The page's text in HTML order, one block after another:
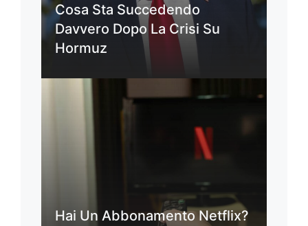
Cosa Sta Succedendo
Davvero Dopo La Crisi Su
Hormuz
Hai Un Abbonamento Netflix?